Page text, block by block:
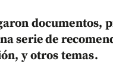
documentos,
serie de
y otros temas.